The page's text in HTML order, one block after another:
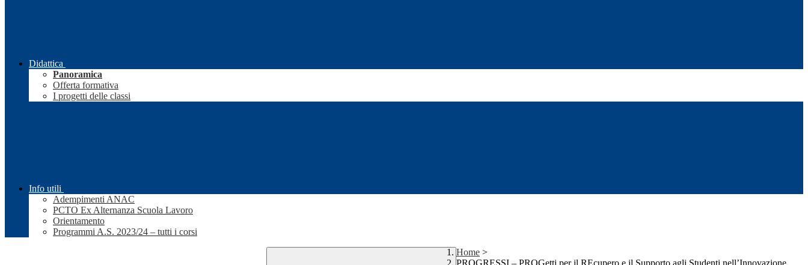
Didattica
Panoramica
Offerta formativa
I progetti delle classi
Info utili
Adempimenti ANAC
PCTO Ex Alternanza Scuola Lavoro
Orientamento
Programmi A.S. 2023/24 – tutti i corsi
Home >